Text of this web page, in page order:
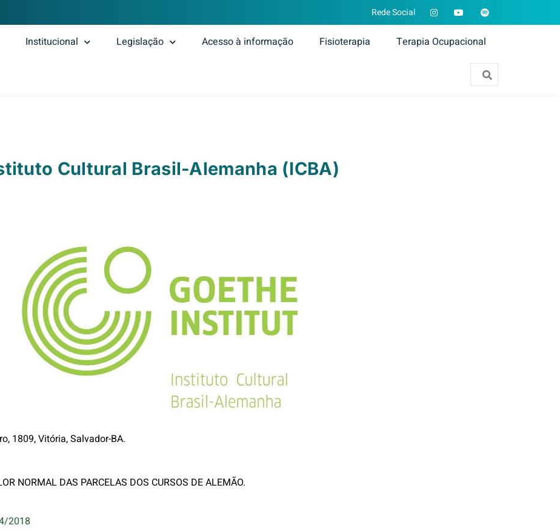
Rede Social
Institucional Legislação Acesso à informação Fisioterapia Terapia Ocupacional
Cultural Brasil-Alemanha (ICBA)
1809, Vitória, Salvador-BA.
NORMAL DAS PARCELAS DOS CURSOS DE ALEMÃO.
2018